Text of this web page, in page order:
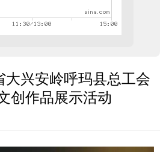
兴安岭呼玛县总工会
创作品展示活动